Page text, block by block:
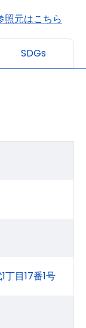
照元はこちら
SDGs
目17番1号